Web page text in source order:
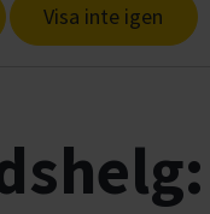
Visa inte igen
Konst, hantverk &